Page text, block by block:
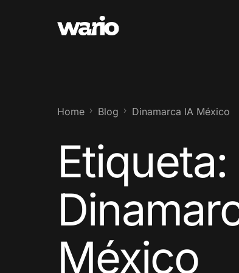
Home Blog Dinamarca IA México
Etiqueta:
México